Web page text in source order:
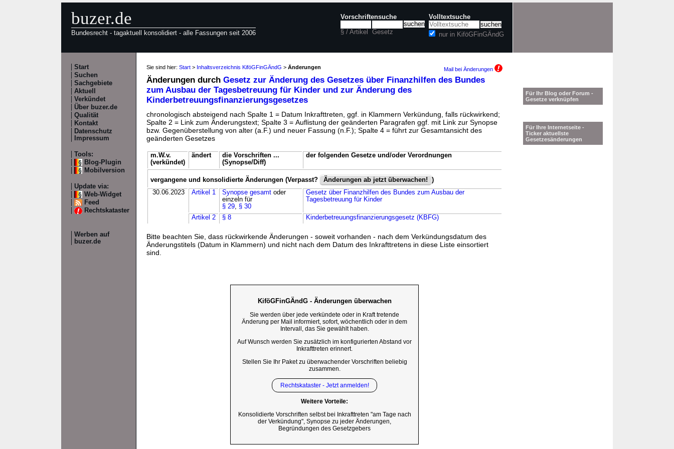
buzer.de
Bundesrecht - tagaktuell konsolidiert - alle Fassungen seit 2006
Vorschriftensuche
§ / Artikel Gesetz
Volltextsuche
nur in KiföGFinGÄndG
Start
Suchen
Sachgebiete
Aktuell
Verkündet
Über buzer.de
Qualität
Kontakt
Datenschutz
Impressum
Tools:
Blog-Plugin
Mobilversion
Update via:
Web-Widget
Feed
Rechtskataster
Werben auf
buzer.de
Sie sind hier: Start > Inhaltsverzeichnis KiföGFinGÄndG > Änderungen Mail bei Änderungen
Änderungen durch Gesetz zur Änderung des Gesetzes über Finanzhilfen des Bundes
zum Ausbau der Tagesbetreuung für Kinder und zur Änderung des
Kinderbetreuungsfinanzierungsgesetzes
chronologisch absteigend nach Spalte 1 = Datum Inkrafttreten, ggf. in Klammern Verkündung, falls rückwirkend;
Spalte 2 = Link zum Änderungstext; Spalte 3 = Auflistung der geänderten Paragrafen ggf. mit Link zur Synopse
bzw. Gegenüberstellung von alter (a.F.) und neuer Fassung (n.F.); Spalte 4 = führt zur Gesamtansicht des
geänderten Gesetzes
m.W.v.
(verkündet)
ändert
die Vorschriften ...
(Synopse/Diff)
der folgenden Gesetze und/oder Verordnungen
vergangene und konsolidierte Änderungen (Verpasst? Änderungen ab jetzt überwachen!
)
30.06.2023
Artikel 1 Synopse gesamt oder
einzeln für
§ 29, § 30
Gesetz über Finanzhilfen des Bundes zum Ausbau der
Tagesbetreuung für Kinder
Artikel 2 § 8 Kinderbetreuungsfinanzierungsgesetz (KBFG)
Bitte beachten Sie, dass rückwirkende Änderungen - soweit vorhanden - nach dem Verkündungsdatum des
Änderungstitels (Datum in Klammern) und nicht nach dem Datum des Inkrafttretens in diese Liste einsortiert
sind.
KiföGFinGÄndG - Änderungen überwachen
Sie werden über jede verkündete oder in Kraft tretende
Änderung per Mail informiert, sofort, wöchentlich oder in dem
Intervall, das Sie gewählt haben.
Auf Wunsch werden Sie zusätzlich im konfigurierten Abstand vor
Inkrafttreten erinnert.
Stellen Sie Ihr Paket zu überwachender Vorschriften beliebig
zusammen.
Rechtskataster - Jetzt anmelden!
Weitere Vorteile:
Konsolidierte Vorschriften selbst bei Inkrafttreten "am Tage nach
der Verkündung", Synopse zu jeder Änderungen,
Begründungen des Gesetzgebers
Für Ihr Blog oder Forum -
Gesetze verknüpfen
Für Ihre Internetseite -
Ticker aktuellste
Gesetzesänderungen